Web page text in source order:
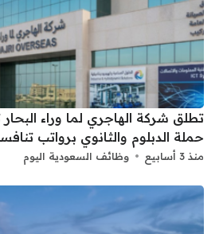
تطلق شركة الهاجري لما وراء
حملة الدبلوم والثانوي برواتب
منذ 3 أسابيع وظائف السعودية اليوم